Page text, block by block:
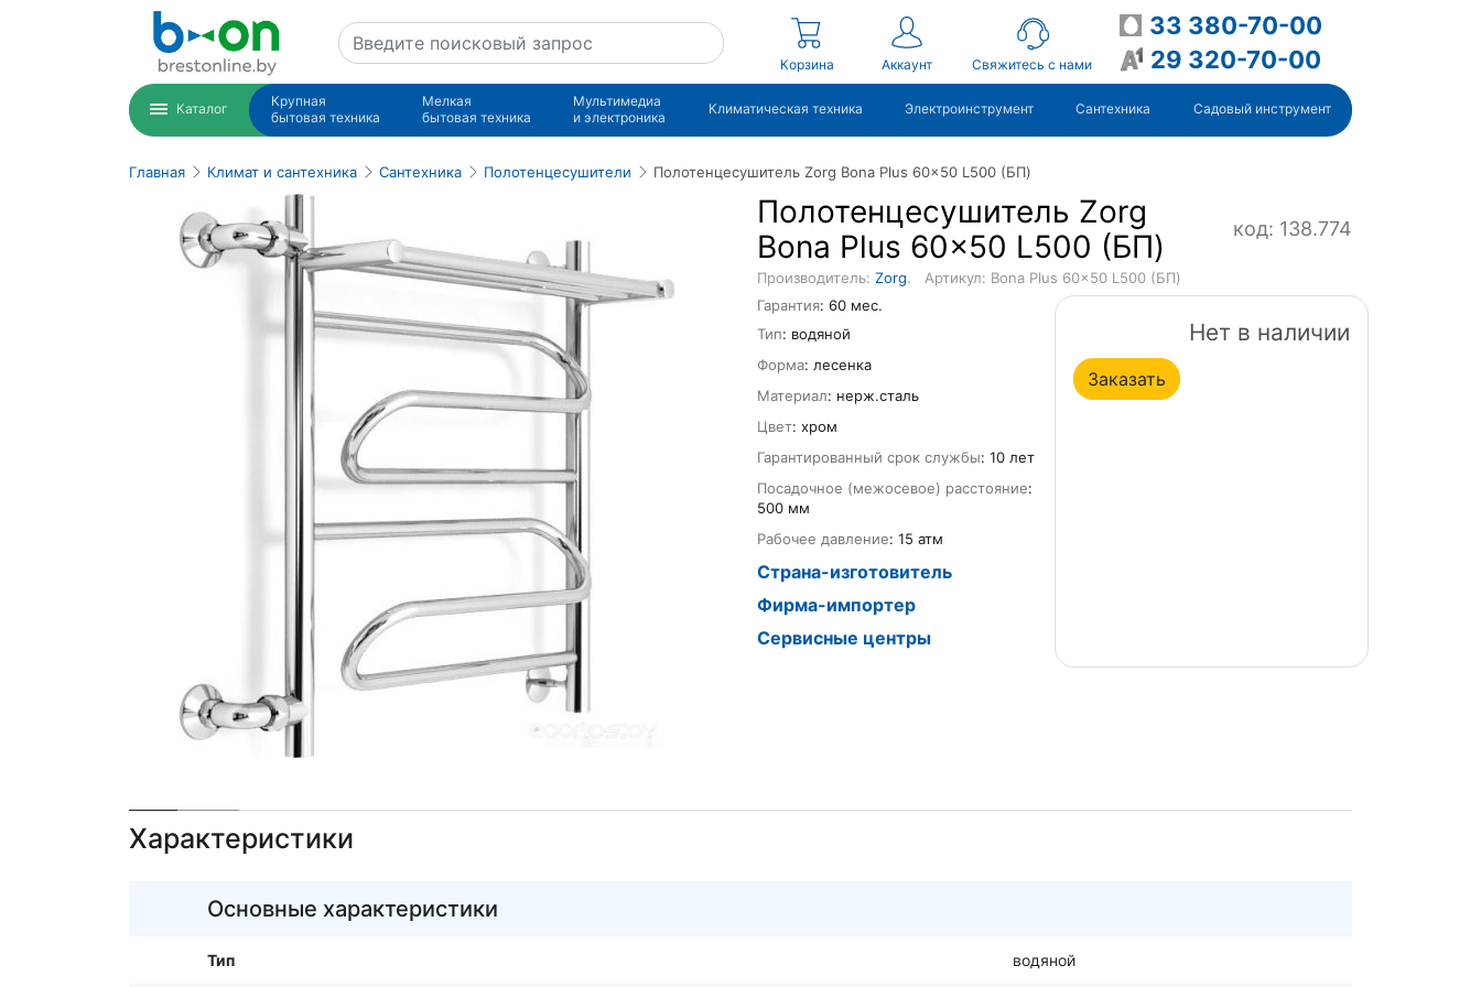
Корзина Аккаунт Свяжитесь с нами
33 380-70-00
29 320-70-00
Каталог
Крупная
бытовая техника
Мелкая
бытовая техника
Мультимедиа
и электроника
Климатическая техника Электроинструмент Сантехника Садовый инструмент
Главная Климат и сантехника Сантехника Полотенцесушители Полотенцесушитель Zorg Bona Plus 60x50 L500 (БП)
Полотенцесушитель Zorg
Bona Plus 60x50 L500 (БП)
код: 138.774
Производитель: Zorg.
Артикул: Bona Plus 60x50 L500 (БП)
Гарантия: 60 мес.
Тип: водяной
Форма: лесенка
Материал: нерж.сталь
Цвет: хром
Гарантированный срок службы: 10 лет
Посадочное (межосевое) расстояние:
500 мм
Рабочее давление: 15 атм
Страна-изготовитель
Фирма-импортер
Сервисные центры
Нет в наличии
Заказать
Характеристики
Основные характеристики
Тип водяной